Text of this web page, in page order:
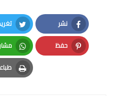
نشر
Facebook
حفظ
Pinterest
Print